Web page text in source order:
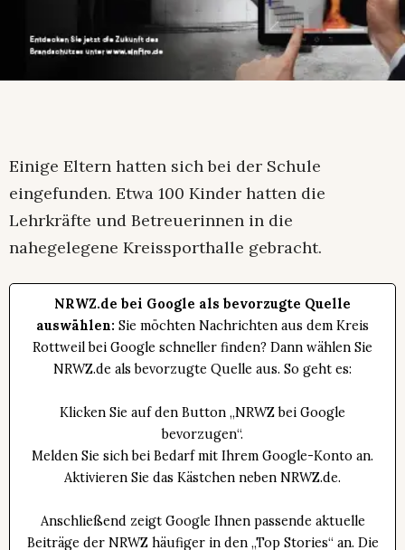
Einige Eltern hatten sich bei der Schule
eingefunden. Etwa 100 Kinder hatten die
Lehrkräfte und Betreuerinnen in die
nahegelegene Kreissporthalle gebracht.
NRWZ.de bei Google als bevorzugte Quelle
auswählen: Sie möchten Nachrichten aus dem Kreis
Rottweil bei Google schneller finden? Dann wählen Sie
NRWZ.de als bevorzugte Quelle aus. So geht es:
Klicken Sie auf den Button „NRWZ bei Google
bevorzugen“.
Melden Sie sich bei Bedarf mit Ihrem Google-Konto an.
Aktivieren Sie das Kästchen neben NRWZ.de.
Anschließend zeigt Google Ihnen passende aktuelle
Beiträge der NRWZ häufiger in den „Top Stories“ an. Die